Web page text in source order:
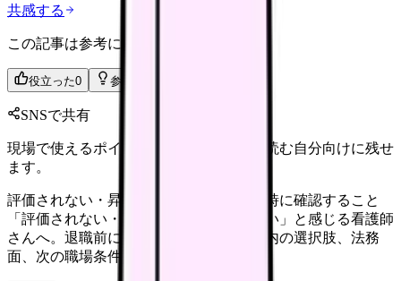
共感する
この記事は参考になりましたか？
役立った0 参考になった
SNSで共有
現場で使えるポイントを、同僚やあとで読む自分向けに残せ
ます。
評価されない・昇給しないから辞めたい時に確認すること
「評価されない・昇給しないから辞めたい」と感じる看護師
さんへ。退職前に確認したい体調、職場内の選択肢、法務
面、次の職場条件を整理します。